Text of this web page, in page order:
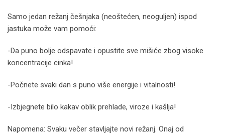
Samo jedan režanj češnjaka (neoštećen, neoguljen) ispod
jastuka može vam pomoći:
-Da puno bolje odspavate i opustite sve mišiće zbog visoke
koncentracije cinka!
-Počnete svaki dan s puno više energije i vitalnosti!
-Izbjegnete bilo kakav oblik prehlade, viroze i kašlja!
Napomena: Svaku večer stavljajte novi režanj. Onaj od